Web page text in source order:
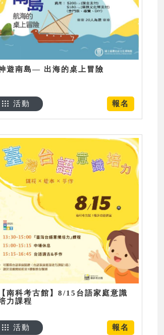
遊南島— 出海的桌上冒險
報名
活動
【南科考古館】8/15台語家庭意識
力課程
報名
活動